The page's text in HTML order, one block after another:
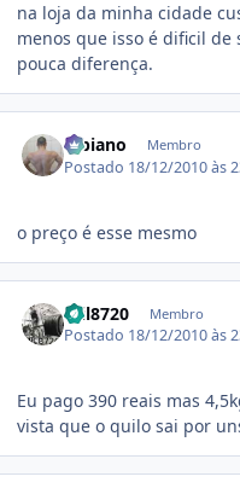
na loja da minha cidade
menos que isso é dificil de
pouca diferença.
Bibiano Membro
Postado 18/12/2010 às
o preço é esse mesmo
mil8720 Membro
Postado 18/12/2010 às
Eu pago 390 reais mas
vista que o quilo sai por